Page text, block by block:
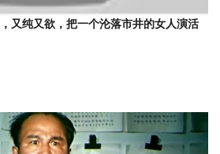
又纯又欲，把一个沦落市井的女人演活